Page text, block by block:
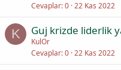
Cevaplar 0 22 Kas 2022
K Guj krizde liderlik
KulOr
Cevaplar 0 22 Kas 2022